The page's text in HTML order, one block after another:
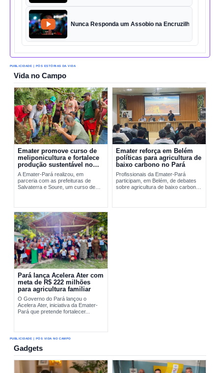
Nunca Responda um Assobio na Encruzilhada | O
PUBLICIDADE | PÓS ESTÓRIAS DA VIDA
Vida no Campo
Emater promove curso de
meliponicultura e fortalece
produção sustentável no
Marajó
A Emater-Pará realizou, em
parceria com as prefeituras de
Salvaterra e Soure, um curso de
sustentável de...
Emater reforça em Belém
políticas para agricultura de
baixo carbono no Pará
Profissionais da Emater-Pará
participam, em Belém, de debates
sobre agricultura de baixo carbono
Pará lança Acelera Ater com
meta de R$ 222 milhões
para agricultura familiar
O Governo do Pará lançou o
Acelera Ater, iniciativa da Emater-
Pará que pretende fortalecer...
PUBLICIDADE | PÓS VIDA NO CAMPO
Gadgets